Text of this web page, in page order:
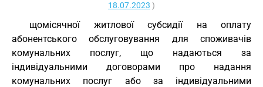
18.07.2023 )
щомісячної житлової субсидії на оплату
абонентського обслуговування для споживачів
комунальних послуг, що надаються за
індивідуальними договорами про надання
комунальних послуг або за індивідуальними